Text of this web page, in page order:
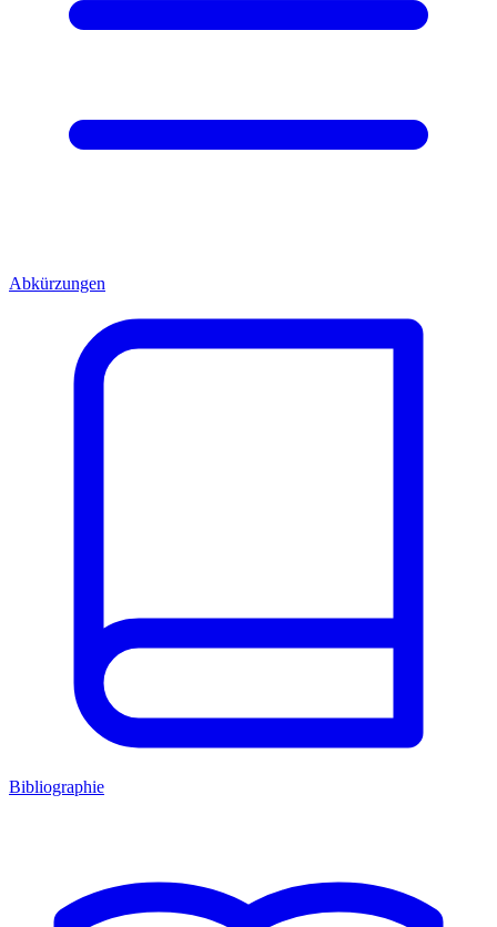
Abkürzungen
Bibliographie